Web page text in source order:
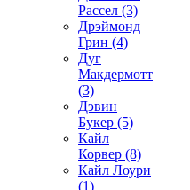
Рассел (3)
Дрэймонд
Грин (4)
Дуг
Макдермотт
(3)
Дэвин
Букер (5)
Кайл
Корвер (8)
Кайл Лоури
(1)